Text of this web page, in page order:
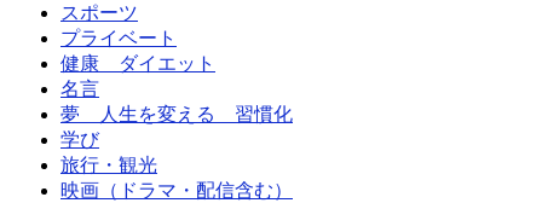
スポーツ
プライベート
健康 ダイエット
名言
夢 人生を変える 習慣化
学び
旅行・観光
映画（ドラマ・配信含む）